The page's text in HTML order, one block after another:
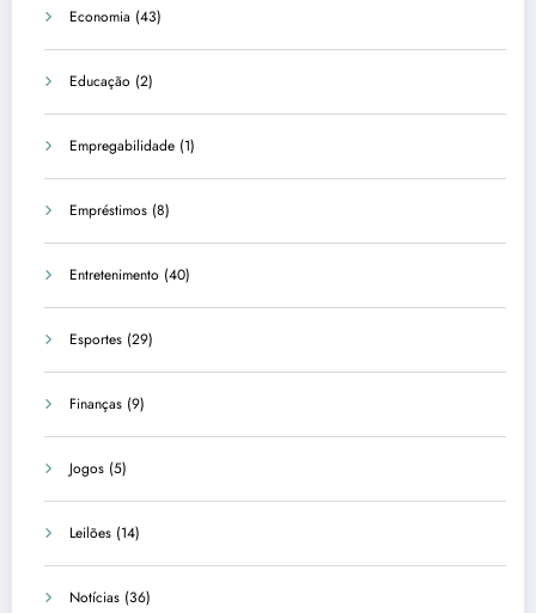
Economia (43)
Educação (2)
Empregabilidade (1)
Empréstimos (8)
Entretenimento (40)
Esportes (29)
Finanças (9)
Jogos (5)
Leilões (14)
Notícias (36)